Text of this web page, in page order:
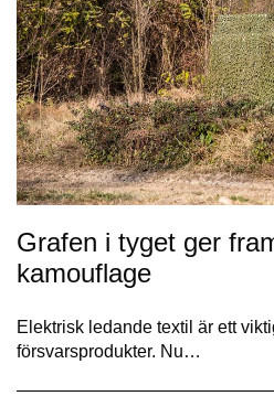
Grafen i tyget ger
kamouflage
Elektrisk ledande textil är ett
försvarsprodukter. Nu…